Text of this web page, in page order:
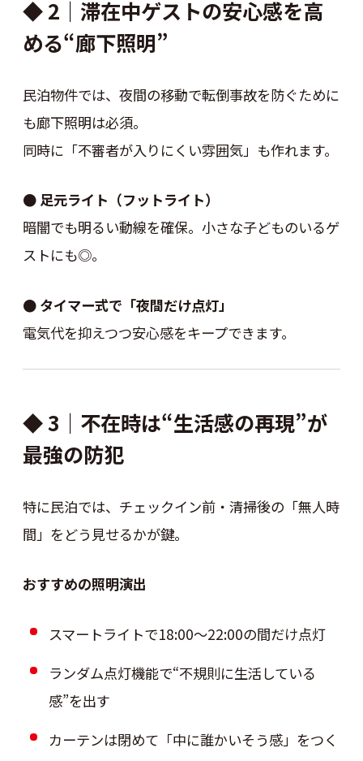
◆ 2｜滞在中ゲストの安心感を高
める“廊下照明”
民泊物件では、夜間の移動で転倒事故を防ぐために
も廊下照明は必須。
同時に「不審者が入りにくい雰囲気」も作れます。
● 足元ライト（フットライト）
暗闇でも明るい動線を確保。小さな子どものいるゲ
ストにも◎。
● タイマー式で「夜間だけ点灯」
電気代を抑えつつ安心感をキープできます。
◆ 3｜不在時は“生活感の再現”が
最強の防犯
特に民泊では、チェックイン前・清掃後の「無人時
間」をどう見せるかが鍵。
おすすめの照明演出
スマートライトで18:00〜22:00の間だけ点灯
ランダム点灯機能で“不規則に生活している
感”を出す
カーテンは閉めて「中に誰かいそう感」をつく